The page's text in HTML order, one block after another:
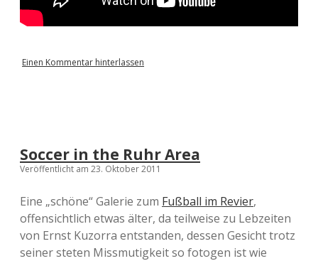
Einen Kommentar hinterlassen
Soccer in the Ruhr Area
Veröffentlicht am 23. Oktober 2011
Eine „schöne“ Galerie zum Fußball im Revier,
offensichtlich etwas älter, da teilweise zu Lebzeiten
von Ernst Kuzorra entstanden, dessen Gesicht trotz
seiner steten Missmutigkeit so fotogen ist wie